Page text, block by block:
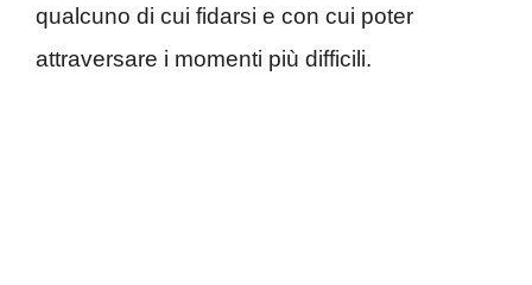
qualcuno di cui fidarsi e con cui poter
attraversare i momenti più difficili.